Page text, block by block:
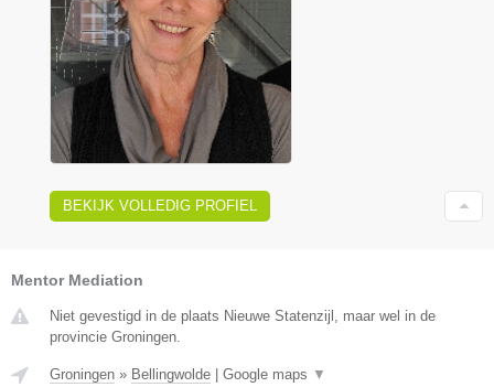
BEKIJK VOLLEDIG PROFIEL
Mentor Mediation
Niet gevestigd in de plaats Nieuwe Statenzijl, maar wel in de
provincie Groningen.
Groningen » Bellingwolde | Google maps ▼